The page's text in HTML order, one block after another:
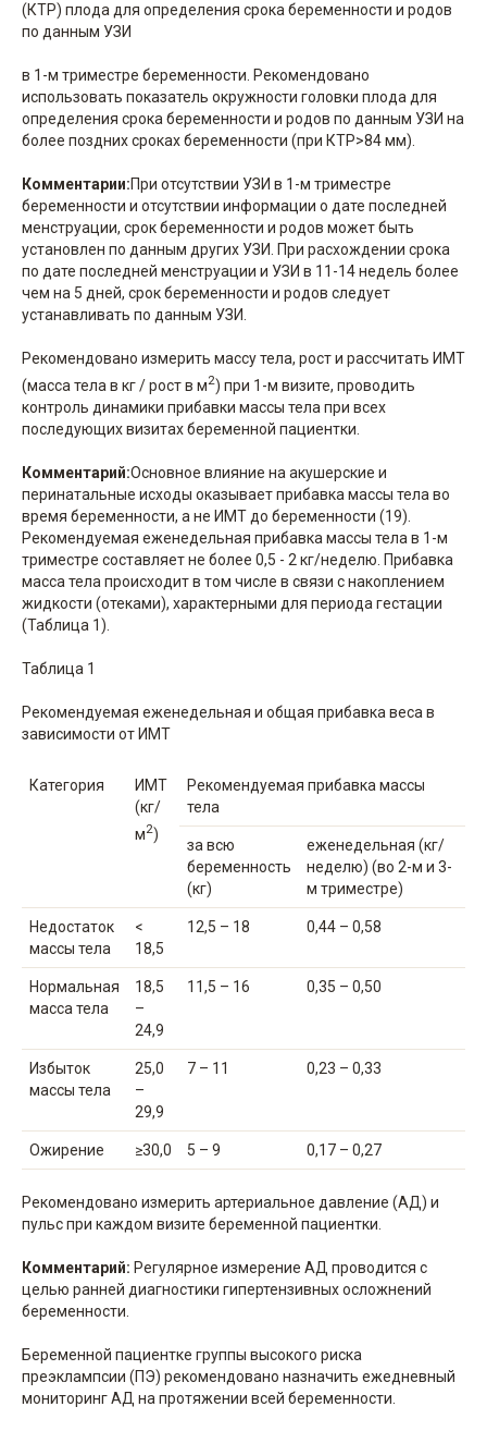
(КТР) плода для определения срока беременности и родов
по данным УЗИ
в 1-м триместре беременности. Рекомендовано
использовать показатель окружности головки плода для
определения срока беременности и родов по данным УЗИ на
более поздних сроках беременности (при КТР>84 мм).
Комментарии:При отсутствии УЗИ в 1-м триместре
беременности и отсутствии информации о дате последней
менструации, срок беременности и родов может быть
установлен по данным других УЗИ. При расхождении срока
по дате последней менструации и УЗИ в 11-14 недель более
чем на 5 дней, срок беременности и родов следует
устанавливать по данным УЗИ.
Рекомендовано измерить массу тела, рост и рассчитать ИМТ
(масса тела в кг / рост в м2) при 1-м визите, проводить
контроль динамики прибавки массы тела при всех
последующих визитах беременной пациентки.
Комментарий:Основное влияние на акушерские и
перинатальные исходы оказывает прибавка массы тела во
время беременности, а не ИМТ до беременности (19).
Рекомендуемая еженедельная прибавка массы тела в 1-м
триместре составляет не более 0,5 - 2 кг/неделю. Прибавка
масса тела происходит в том числе в связи с накоплением
жидкости (отеками), характерными для периода гестации
(Таблица 1).
Таблица 1
Рекомендуемая еженедельная и общая прибавка веса в
зависимости от ИМТ
Категория
ИМТ
(кг/
м2)
Рекомендуемая прибавка массы
тела
за всю
беременность
(кг)
еженедельная (кг/
неделю) (во 2-м и 3-
м триместре)
Недостаток
массы тела
<
18,5
12,5 – 18 0,44 – 0,58
Нормальная
масса тела
18,5
–
24,9
11,5 – 16 0,35 – 0,50
Избыток
массы тела
25,0
–
29,9
7 – 11 0,23 – 0,33
Ожирение ≥30,0 5 – 9 0,17 – 0,27
Рекомендовано измерить артериальное давление (АД) и
пульс при каждом визите беременной пациентки.
Комментарий: Регулярное измерение АД проводится с
целью ранней диагностики гипертензивных осложнений
беременности.
Беременной пациентке группы высокого риска
преэклампсии (ПЭ) рекомендовано назначить ежедневный
мониторинг АД на протяжении всей беременности.